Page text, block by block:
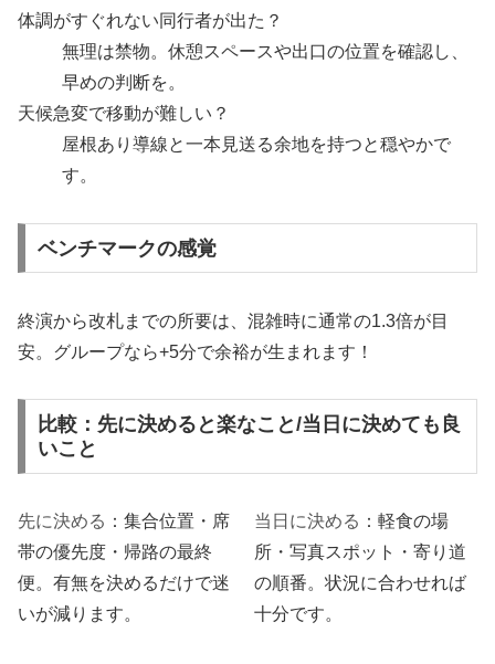
体調がすぐれない同行者が出た？
無理は禁物。休憩スペースや出口の位置を確認し、
早めの判断を。
天候急変で移動が難しい？
屋根あり導線と一本見送る余地を持つと穏やかで
す。
ベンチマークの感覚
終演から改札までの所要は、混雑時に通常の1.3倍が目
安。グループなら+5分で余裕が生まれます！
比較：先に決めると楽なこと/当日に決めても良
いこと
先に決める ：集合位置・席
帯の優先度・帰路の最終
便。有無を決めるだけで迷
いが減ります。
当日に決める ：軽食の場
所・写真スポット・寄り道
の順番。状況に合わせれば
十分です。